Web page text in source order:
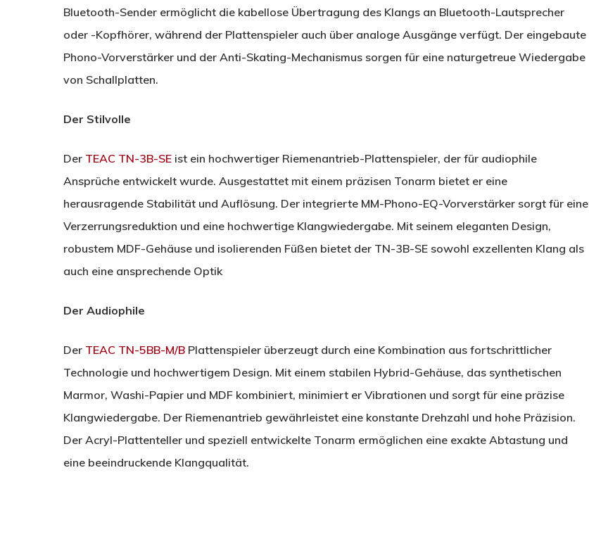
Bluetooth-Sender ermöglicht die kabellose Übertragung des Klangs an Bluetooth-Lautsprecher
oder -Kopfhörer, während der Plattenspieler auch über analoge Ausgänge verfügt. Der eingebaute
Phono-Vorverstärker und der Anti-Skating-Mechanismus sorgen für eine naturgetreue Wiedergabe
von Schallplatten.
Der Stilvolle
Der TEAC TN-3B-SE ist ein hochwertiger Riemenantrieb-Plattenspieler, der für audiophile
Ansprüche entwickelt wurde. Ausgestattet mit einem präzisen Tonarm bietet er eine
herausragende Stabilität und Auflösung. Der integrierte MM-Phono-EQ-Vorverstärker sorgt für eine
Verzerrungsreduktion und eine hochwertige Klangwiedergabe. Mit seinem eleganten Design,
robustem MDF-Gehäuse und isolierenden Füßen bietet der TN-3B-SE sowohl exzellenten Klang als
auch eine ansprechende Optik
Der Audiophile
Der TEAC TN-5BB-M/B Plattenspieler überzeugt durch eine Kombination aus fortschrittlicher
Technologie und hochwertigem Design. Mit einem stabilen Hybrid-Gehäuse, das synthetischen
Marmor, Washi-Papier und MDF kombiniert, minimiert er Vibrationen und sorgt für eine präzise
Klangwiedergabe. Der Riemenantrieb gewährleistet eine konstante Drehzahl und hohe Präzision.
Der Acryl-Plattenteller und speziell entwickelte Tonarm ermöglichen eine exakte Abtastung und
eine beeindruckende Klangqualität.